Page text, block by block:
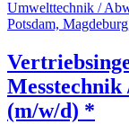
(m/w/d) *